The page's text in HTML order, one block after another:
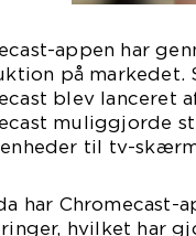
appen har
på markedet.
blev lanceret
muliggjorde
til tv-
har Chromecast-
hvilket har